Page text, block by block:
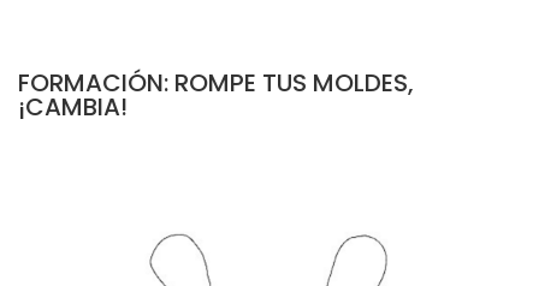
FORMACIÓN: ROMPE TUS MOLDES,
¡CAMBIA!